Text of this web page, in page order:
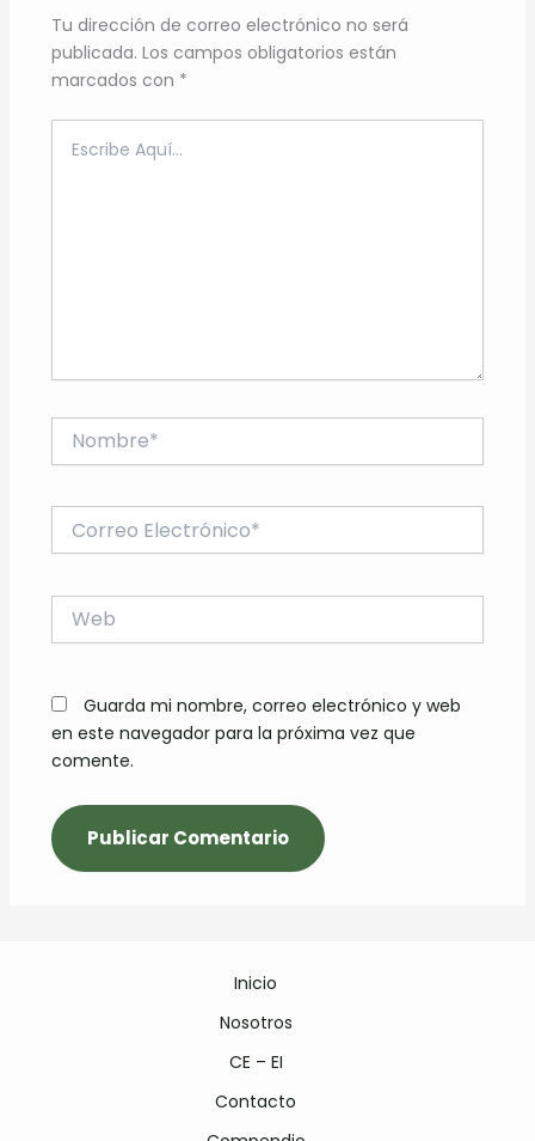
Tu dirección de correo electrónico no será
publicada. Los campos obligatorios están
marcados con *
aquí...
Nombre*
electrónico*
Guarda mi nombre, correo electrónico y web
en este navegador para la próxima vez que
comente.
Inicio
Nosotros
CE – EI
Contacto